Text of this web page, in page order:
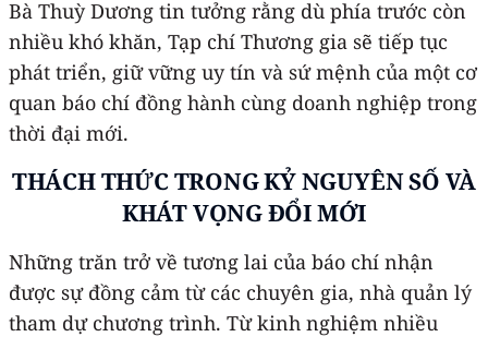
Bà Thuỳ Dương tin tưởng rằng dù phía trước còn
nhiều khó khăn, Tạp chí Thương gia sẽ tiếp tục
phát triển, giữ vững uy tín và sứ mệnh của một cơ
quan báo chí đồng hành cùng doanh nghiệp trong
thời đại mới.
THÁCH THỨCTRONGKỶ NGUYÊN SỐ VÀ
KHÁT VỌNG ĐỔI MỚI
Những trăn trở về tương lai của báo chí nhận
được sự đồng cảm từ các chuyên gia, nhà quản lý
tham dự chương trình. Từ kinh nghiệm nhiều